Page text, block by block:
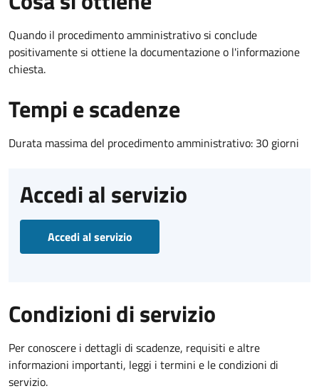
Quando il procedimento amministrativo si conclude
positivamente si ottiene la documentazione o l'informazione
chiesta.
Tempi e scadenze
Durata massima del procedimento amministrativo: 30 giorni
Accedi al servizio
Accedi al servizio
Condizioni di servizio
Per conoscere i dettagli di scadenze, requisiti e altre
informazioni importanti, leggi i termini e le condizioni di
servizio.